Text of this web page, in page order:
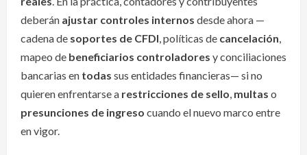
deberán ajustar controles internos desde ahora —
cadena de soportes de CFDI, políticas de cancelación,
mapeo de beneficiarios controladores y conciliaciones
bancarias en todas sus entidades financieras— si no
quieren enfrentarse a restricciones de sello, multas o
presunciones de ingreso cuando el nuevo marco entre
en vigor.